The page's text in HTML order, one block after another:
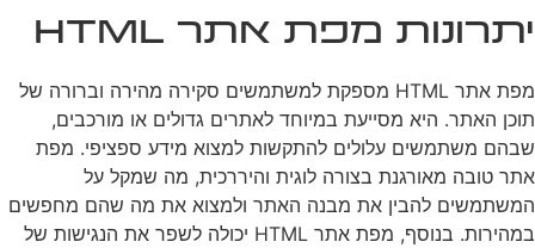
יתרונות מפת אתר HTML
מפת אתר HTML מספקת למשתמשים סקירה מהירה וברורה של
תוכן האתר. היא מסייעת במיוחד לאתרים גדולים או מורכבים,
שבהם משתמשים עלולים להתקשות למצוא מידע ספציפי. מפת
אתר טובה מאורגנת בצורה לוגית והיררכית, מה שמקל על
המשתמשים להבין את מבנה האתר ולמצוא את מה שהם מחפשים
במהירות. בנוסף, מפת אתר HTML יכולה לשפר את הנגישות של